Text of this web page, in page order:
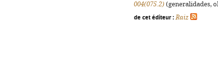
004(075.2) (generalidades,
de cet éditeur : Raiz